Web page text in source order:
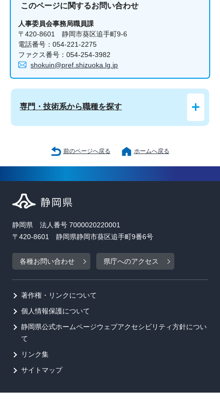
このページに関するお問い合わせ
人事委員会事務局職員課
〒420-8601 静岡市葵区追手町9-6
電話番号：054-221-2275
ファクス番号：054-254-3982
shokuin@pref.shizuoka.lg.jp
専門・技術系から職種を探す
前のページへ戻る ホームへ戻る
静岡県 法人番号 7000020220001
〒420-8601 静岡県静岡市葵区追手町9番6号
各種お問い合わせ 県庁へのアクセス
著作権・リンクについて
個人情報保護について
静岡県公式ホームページウェブアクセシビリティ方針につい
て
リンク集
サイトマップ